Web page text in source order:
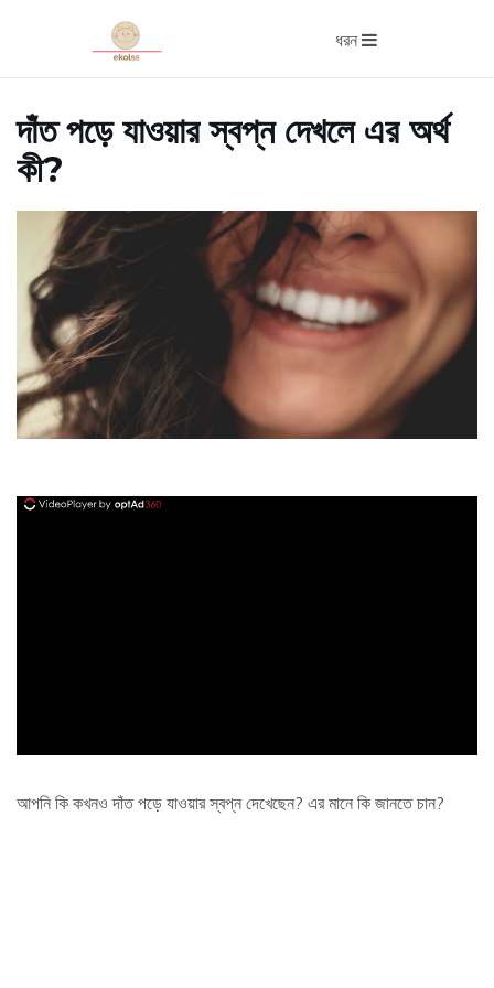
ধরন
দাঁত পড়ে যাওয়ার স্বপ্ন দেখলে এর অর্থ
কী?
আপনি কি কখনও দাঁত পড়ে যাওয়ার স্বপ্ন দেখেছেন? এর মানে কি জানতে চান?